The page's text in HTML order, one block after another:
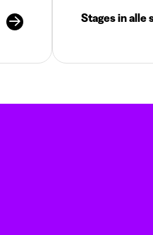
Stages in alle